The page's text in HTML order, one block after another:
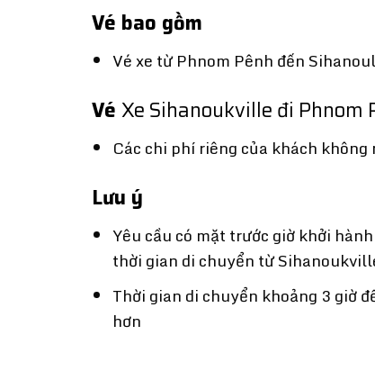
Vé bao gồm
Vé xe từ Phnom Pênh đến
Vé Xe Sihanoukville đi Phnom
Các chi phí riêng của khách
Lưu ý
Yêu cầu có mặt trước giờ khởi
thời gian di chuyển từ
Thời gian di chuyển khoảng 3 giờ
hơn